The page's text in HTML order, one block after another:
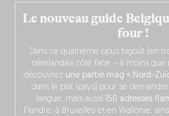
Le nouveau guide
four !
Dans ce quatrième opus bigoût (en
néerlandais côté face – à moins que
découvrez une partie mag « Nord-
dans le plat (pays) pour se
langue, mais aussi 150 adresses
Flandre, à Bruxelles et en Wallonie,